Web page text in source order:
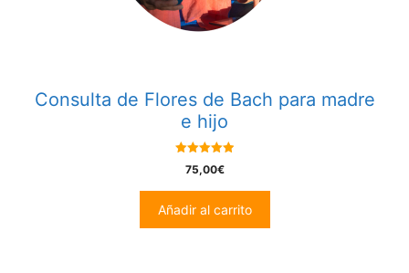
Consulta de Flores de Bach para madre
e hijo
5.00
out of 5
75,00€
Añadir al carrito